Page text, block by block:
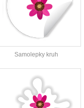
Samolepky kruh